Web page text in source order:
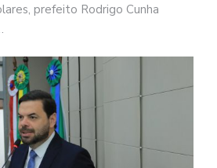
prefeito Rodrigo Cunha